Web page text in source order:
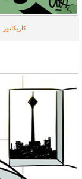
کاریکاتور